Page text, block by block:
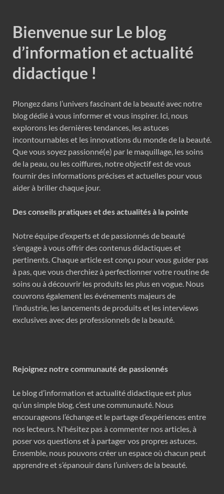
Bienvenue sur Le blog
d’information et actualité
didactique !
Plongez dans l’univers fascinant de la beauté avec notre
blog dédié à vous informer et vous inspirer. Ici, nous
explorons les dernières tendances, les astuces
incontournables et les innovations du monde de la beauté.
Que vous soyez passionné(e) par le maquillage, les soins
de la peau, ou les coiffures, notre objectif est de vous
fournir des informations précises et actuelles pour vous
aider à briller chaque jour.
Des conseils pratiques et des actualités à la pointe
Notre équipe d’experts et de passionnés de beauté
s’engage à vous offrir des contenus didactiques et
pertinents. Chaque article est conçu pour vous guider pas
à pas, que vous cherchiez à perfectionner votre routine de
soins ou à découvrir les produits les plus en vogue. Nous
couvrons également les événements majeurs de
l’industrie, les lancements de produits et les interviews
exclusives avec des professionnels de la beauté.
Rejoignez notre communauté de passionnés
Le blog d’information et actualité didactique est plus
qu’un simple blog, c’est une communauté. Nous
encourageons l’échange et le partage d’expériences entre
nos lecteurs. N’hésitez pas à commenter nos articles, à
poser vos questions et à partager vos propres astuces.
Ensemble, nous pouvons créer un espace où chacun peut
apprendre et s’épanouir dans l’univers de la beauté.